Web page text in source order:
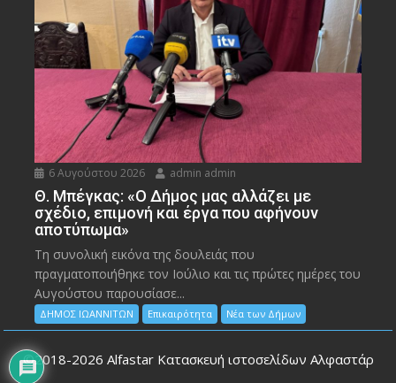
6 Αυγούστου 2026 admin admin
Θ. Μπέγκας: «Ο Δήμος μας αλλάζει με
σχέδιο, επιμονή και έργα που αφήνουν
αποτύπωμα»
Τη συνολική εικόνα της δουλειάς που
πραγματοποιήθηκε τον Ιούλιο και τις πρώτες ημέρες του
Αυγούστου παρουσίασε...
ΔΗΜΟΣ ΙΩΑΝΝΙΤΩΝ Επικαιρότητα Νέα των Δήμων
©2018-2026 Alfastar Κατασκευή ιστοσελίδων Αλφαστάρ